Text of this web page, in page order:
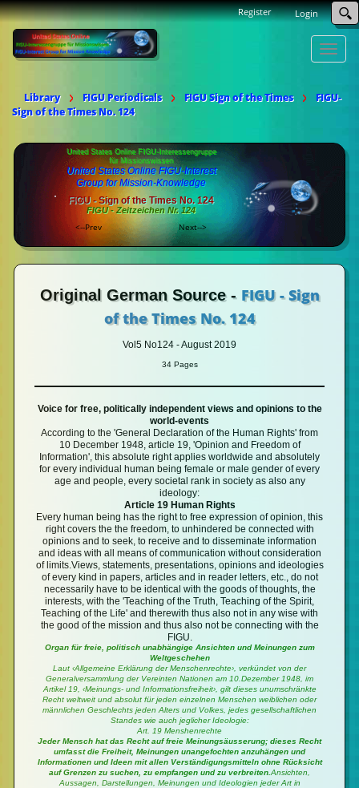
Login
Register
Toggle
Library FIGU Periodicals FIGU Sign of the Times
FIGU-
Sign of the Times No. 124
United States Online FIGU-Interessengruppe
für Missionswissen
United States Online FIGU-Interest
Group for Mission-Knowledge
FIGU - Sign of the Times No. 124
FIGU - Zeitzeichen Nr. 124
<--Prev Next-->
Original German Source - FIGU - Sign
of the Times No. 124
Vol5 No124 - August 2019
34 Pages
Voice for free, politically independent views and opinions to the
world-events
According to the 'General Declaration of the Human Rights' from
10 December 1948, article 19, 'Opinion and Freedom of
Information', this absolute right applies worldwide and absolutely
for every individual human being female or male gender of every
age and people, every societal rank in society as also any
ideology:
Article 19 Human Rights
Every human being has the right to free expression of opinion, this
right covers the the freedom, to unhindered be connected with
opinions and to seek, to receive and to disseminate information
and ideas with all means of communication without consideration
of limits.Views, statements, presentations, opinions and ideologies
of every kind in papers, articles and in reader letters, etc., do not
necessarily have to be identical with the goods of thoughts, the
interests, with the 'Teaching of the Truth, Teaching of the Spirit,
Teaching of the Life' and therewith thus also not in any wise with
the good of the mission and thus also not be connecting with the
FIGU.
Organ für freie, politisch unabhängige Ansichten und Meinungen zum
Weltgeschehen
Laut ‹Allgemeine Erklärung der Menschenrechte›, verkündet von der
Generalversammlung der Vereinten Nationen am 10.Dezember 1948, im
Artikel 19, ‹Meinungs- und Informationsfreiheit›, gilt dieses unumschränkte
Recht weltweit und absolut für jeden einzelnen Menschen weiblichen oder
männlichen Geschlechts jeden Alters und Volkes, jedes gesellschaftlichen
Standes wie auch jeglicher Ideologie:
Art. 19 Menshenrechte
Jeder Mensch hat das Recht auf freie Meinungsäusserung; dieses Recht
umfasst die Freiheit, Meinungen unangefochten anzuhängen und
Informationen und Ideen mit allen Verständigungsmitteln ohne Rücksicht
auf Grenzen zu suchen, zu empfangen und zu verbreiten. Ansichten,
Aussagen, Darstellungen, Meinungen und Ideologien jeder Art in